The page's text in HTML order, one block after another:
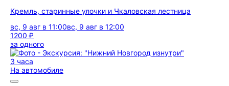
Кремль, старинные улочки и Чкаловская лестница
вс, 9 авг в 11:00вс, 9 авг в 12:00
1200 ₽
за одного
3 часа
На автомобиле